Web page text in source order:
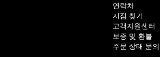
연락처
지점 찾기
고객지원센터
보증 및 환불
주문 상태 문의